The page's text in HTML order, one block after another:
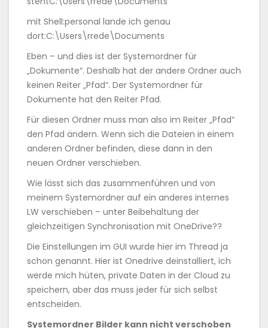
mit Shell:personal lande ich genau
dort:C:\Users\rrede\Documents
Eben – und dies ist der Systemordner für
„Dokumente“. Deshalb hat der andere Ordner auch
keinen Reiter „Pfad“. Der Systemordner für
Dokumente hat den Reiter Pfad.
Für diesen Ordner muss man also im Reiter „Pfad“
den Pfad ändern. Wenn sich die Dateien in einem
anderen Ordner befinden, diese dann in den
neuen Ordner verschieben.
Wie lässt sich das zusammenführen und von
meinem Systemordner auf ein anderes internes
LW verschieben – unter Beibehaltung der
gleichzeitigen Synchronisation mit OneDrive??
Die Einstellungen im GUI wurde hier im Thread ja
schon genannt. Hier ist Onedrive deinstalliert, ich
werde mich hüten, private Daten in der Cloud zu
speichern, aber das muss jeder für sich selbst
entscheiden.
Systemordner Bilder kann nicht verschoben